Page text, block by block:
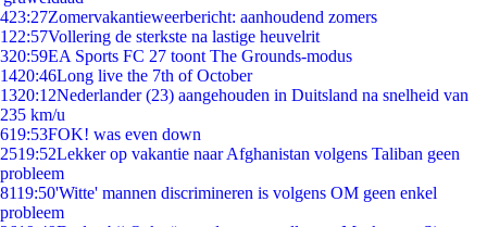
423:27Zomervakantieweerbericht: aanhoudend zomers
1 22:57Vollering de sterkste na lastige heuvelrit
320:59EA Sports FC 27 toont The Grounds-modus
1420:46Long live the 7th of October
1320:12Nederlander (23) aangehouden in Duitsland na snelheid van
235 km/u
619:53FOK! was even down
2519:52Lekker op vakantie naar Afghanistan volgens Taliban geen
probleem
8119:50'Witte' mannen discrimineren is volgens OM geen enkel
probleem